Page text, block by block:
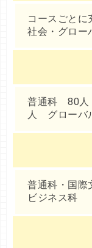
コースごとに
社会・グロー
普通科 80人
人 グローバ
普通科・国際
ビジネス科